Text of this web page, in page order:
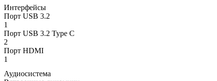
Интерфейсы
Порт USB 3.2
1
Порт USB 3.2 Type C
2
Порт HDMI
1
Аудиосистема